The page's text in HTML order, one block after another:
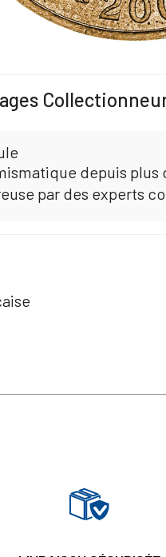
depuis plus
par des experts